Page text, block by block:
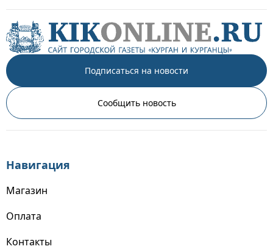
Подписаться на новости
Сообщить новость
Навигация
Магазин
Оплата
Контакты